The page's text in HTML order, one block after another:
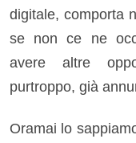
digitale, comporta
se non ce ne
avere altre
purtroppo, già
Oramai lo